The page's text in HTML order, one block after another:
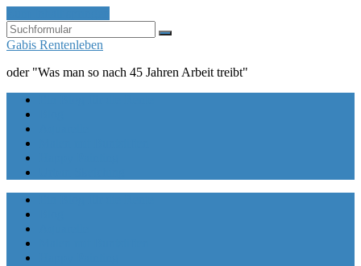
Suchen
Gabis Rentenleben
oder "Was man so nach 45 Jahren Arbeit treibt"